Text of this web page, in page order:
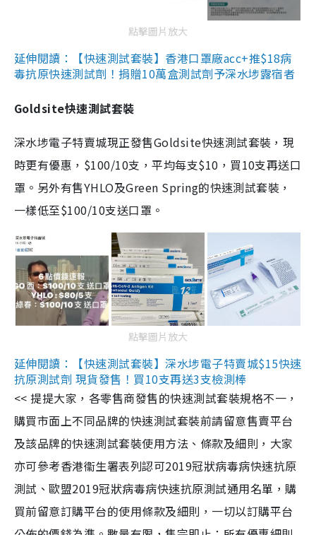
點擊圖片放大
延伸閱讀：【快速測試套裝】香港口罩廠acc+推$18病
毒抗原快速測試劑！捐贈10萬盒測試劑予深水埗露宿者
Goldsite快速測試套裝
深水埗電子特賣城現正發售Goldsite快速測試套裝，現
時更有優惠，$100/10支，平均每支$10，買10支再送口
罩。另外有售YHLO及Green Spring的快速測試套裝，
一樣低至$100/10支送口罩。
點擊圖片放大
延伸閱讀：【快速測試套裝】深水埗電子特賣城$15快速
抗原測試劑 現貨發售！買10支再送3支檢測棒
<< 提提大家，各零售商發售的快速測試套裝規格不一，
購買市面上不同品牌的快速測試套裝前請留意售賣平台
及該品牌的快速測試套裝使用方法、條款及細則，大家
亦可參考香港衞生署表列認可2019冠狀病毒病快速抗原
測試、歐盟2019冠狀病毒病快速抗原測試通用名單，購
買前留意訂購平台的使用條款及細則，一切以訂購平台